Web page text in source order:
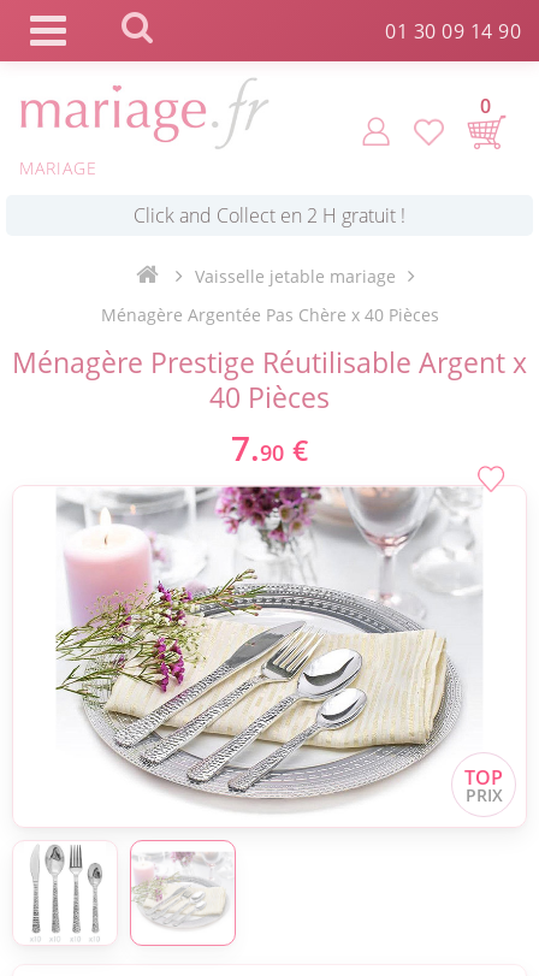
01 30 09 14 90
MARIAGE
0
Commande expédiée en 24h ! *
Livraison point relais gratuit dès 89 € ! *
Payez votre commande en 4X sans frais
Vaisselle jetable mariage
Ménagère Argentée Pas Chère x 40 Pièces
Ménagère Prestige Réutilisable Argent x
40 Pièces
7.90 €
Panneau de gestion des cookies